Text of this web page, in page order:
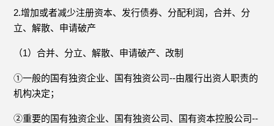
2.增加或者减少注册资本、发行债券、分配利润，合并、分
立、解散、申请破产
（1）合并、分立、解散、申请破产、改制
①一般的国有独资企业、国有独资公司--由履行出资人职责的
机构决定；
②重要的国有独资企业、国有独资公司、国有资本控股公司--